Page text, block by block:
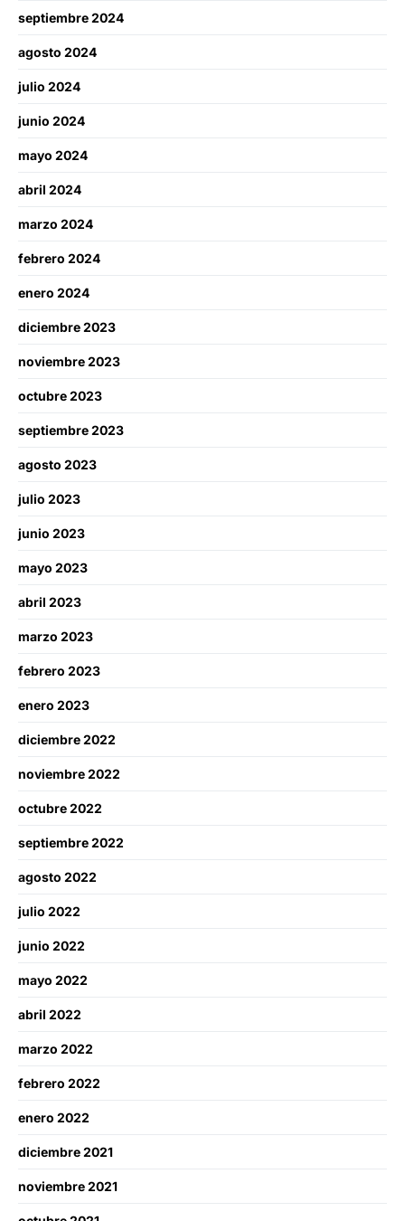
septiembre 2024
agosto 2024
julio 2024
junio 2024
mayo 2024
abril 2024
marzo 2024
febrero 2024
enero 2024
diciembre 2023
noviembre 2023
octubre 2023
septiembre 2023
agosto 2023
julio 2023
junio 2023
mayo 2023
abril 2023
marzo 2023
febrero 2023
enero 2023
diciembre 2022
noviembre 2022
octubre 2022
septiembre 2022
agosto 2022
julio 2022
junio 2022
mayo 2022
abril 2022
marzo 2022
febrero 2022
enero 2022
diciembre 2021
noviembre 2021